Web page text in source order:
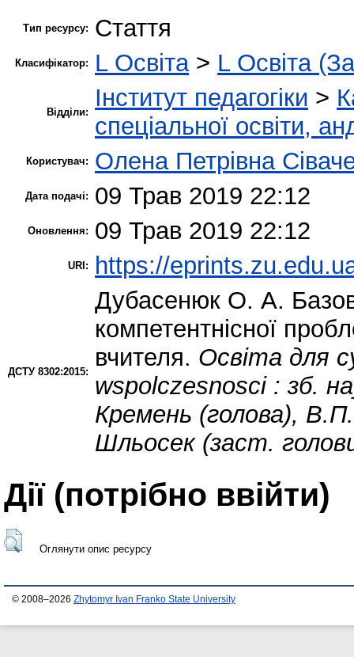
Тип ресурсу: Стаття
Класифікатор: L Освіта> L Освіта
Відділи:
Інститут педагогіки >
спеціальної освіти,
Користувач: Олена Петрівна
Дата подачі: 09 Трав 2019 22:12
Оновлення: 09 Трав 2019 22:12
URI: https://
ДСТУ 8302:2015:
Дубасенюк О. А.
компетентнісної
вчителя. Освіта для
wspolczesnosci : зб.
Кремень (голова),
Шльосек (заст.
Дії ​​(потрібно ввійти)
Оглянути опис ресурсу
© 2008–2026 Zhytomyr Ivan Franko State University